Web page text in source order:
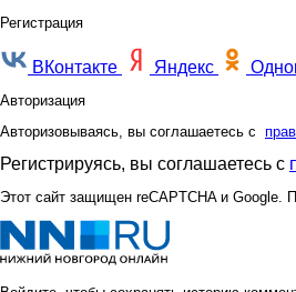
Регистрация
ВКонтакте Яндекс
Авторизация
Авторизовываясь, вы соглашаетесь с
Регистрируясь, вы соглашаетесь с
Этот сайт защищен reCAPTCHA и Google.